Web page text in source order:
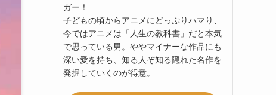
ガー！
子どもの頃からアニメにどっぷりハマり、
今ではアニメは「人生の教科書」だと本気
で思っている男。ややマイナーな作品にも
深い愛を持ち、知る人ぞ知る隠れた名作を
発掘していくのが得意。